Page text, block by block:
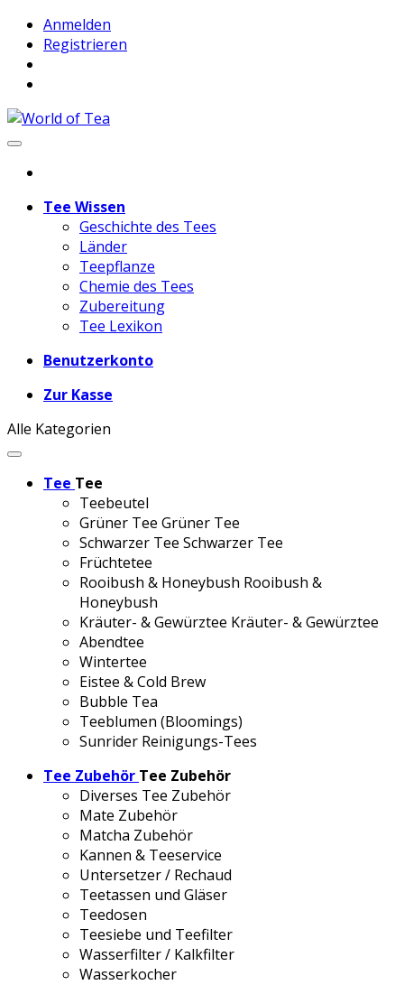
Anmelden
Registrieren
Tee Wissen
Geschichte des Tees
Länder
Teepflanze
Chemie des Tees
Zubereitung
Tee Lexikon
Benutzerkonto
Zur Kasse
Alle Kategorien
Tee Tee
Teebeutel
Grüner Tee Grüner Tee
Schwarzer Tee Schwarzer Tee
Früchtetee
Rooibush & Honeybush Rooibush &
Honeybush
Kräuter- & Gewürztee Kräuter- & Gewürztee
Abendtee
Wintertee
Eistee & Cold Brew
Bubble Tea
Teeblumen (Bloomings)
Sunrider Reinigungs-Tees
Tee Zubehör Tee Zubehör
Diverses Tee Zubehör
Mate Zubehör
Matcha Zubehör
Kannen & Teeservice
Untersetzer / Rechaud
Teetassen und Gläser
Teedosen
Teesiebe und Teefilter
Wasserfilter / Kalkfilter
Wasserkocher